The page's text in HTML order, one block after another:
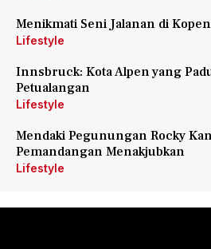
Menikmati Seni Jalanan di
Lifestyle
Innsbruck: Kota Alpen yang
Petualangan
Lifestyle
Mendaki Pegunungan Rocky
Pemandangan Menakjubkan
Lifestyle